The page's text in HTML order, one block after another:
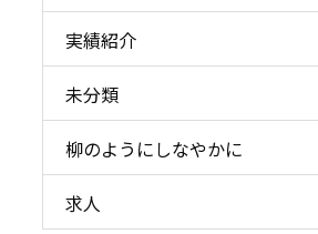
実績紹介
未分類
柳のようにしなやかに
求人